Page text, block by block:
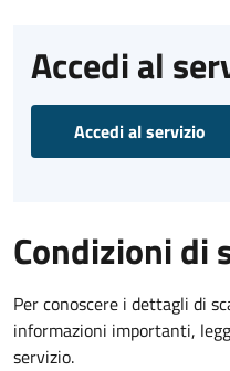
Accedi al
Accedi al servizio
Condizioni di
Per conoscere i dettagli di
informazioni importanti,
servizio.